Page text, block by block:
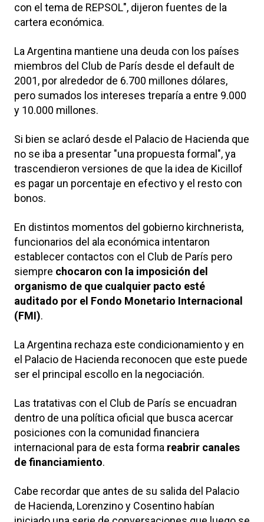
con el tema de REPSOL", dijeron fuentes de la
cartera económica.
La Argentina mantiene una deuda con los países
miembros del Club de París desde el default de
2001, por alrededor de 6.700 millones dólares,
pero sumados los intereses treparía a entre 9.000
y 10.000 millones.
Si bien se aclaró desde el Palacio de Hacienda que
no se iba a presentar "una propuesta formal", ya
trascendieron versiones de que la idea de Kicillof
es pagar un porcentaje en efectivo y el resto con
bonos.
En distintos momentos del gobierno kirchnerista,
funcionarios del ala económica intentaron
establecer contactos con el Club de París pero
siempre chocaron con la imposición del
organismo de que cualquier pacto esté
auditado por el Fondo Monetario Internacional
(FMI).
La Argentina rechaza este condicionamiento y en
el Palacio de Hacienda reconocen que este puede
ser el principal escollo en la negociación.
Las tratativas con el Club de París se encuadran
dentro de una política oficial que busca acercar
posiciones con la comunidad financiera
internacional para de esta forma reabrir canales
de financiamiento.
Cabe recordar que antes de su salida del Palacio
de Hacienda, Lorenzino y Cosentino habían